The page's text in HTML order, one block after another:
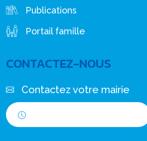
Publications
Portail famille
CONTACTEZ-NOUS
Contactez votre mairie